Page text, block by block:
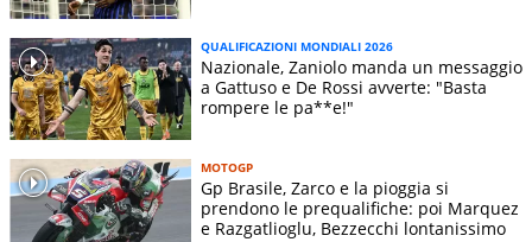
QUALIFICAZIONI MONDIALI 2026
Nazionale, Zaniolo manda un messaggio
a Gattuso e De Rossi avverte: "Basta
rompere le pa**e!"
MOTOGP
Gp Brasile, Zarco e la pioggia si
prendono le prequalifiche: poi Marquez
e Razgatlioglu, Bezzecchi lontanissimo